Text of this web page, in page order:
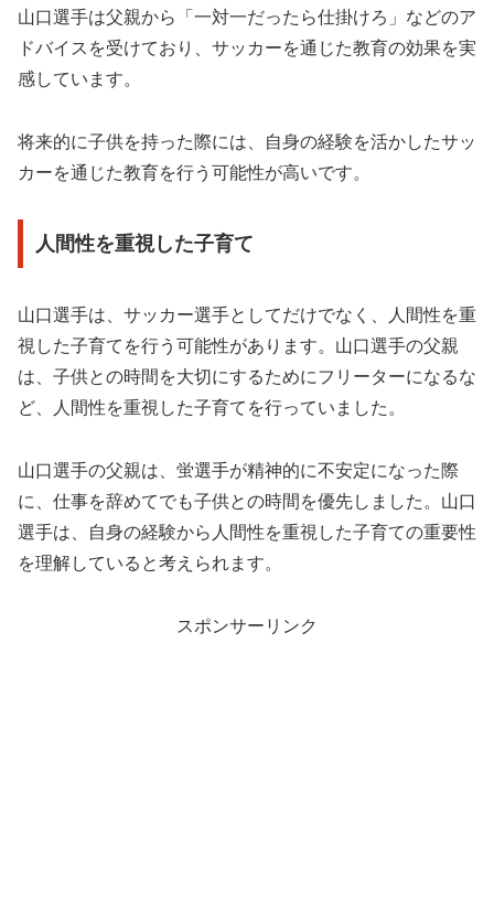
山口選手は父親から「一対一だったら仕掛けろ」などのア
ドバイスを受けており、サッカーを通じた教育の効果を実
感しています。
将来的に子供を持った際には、自身の経験を活かしたサッ
カーを通じた教育を行う可能性が高いです。
人間性を重視した子育て
山口選手は、サッカー選手としてだけでなく、人間性を重
視した子育てを行う可能性があります。山口選手の父親
は、子供との時間を大切にするためにフリーターになるな
ど、人間性を重視した子育てを行っていました。
山口選手の父親は、蛍選手が精神的に不安定になった際
に、仕事を辞めてでも子供との時間を優先しました。山口
選手は、自身の経験から人間性を重視した子育ての重要性
を理解していると考えられます。
スポンサーリンク